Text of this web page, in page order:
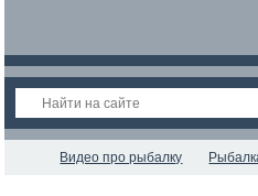
Видео про рыбалку